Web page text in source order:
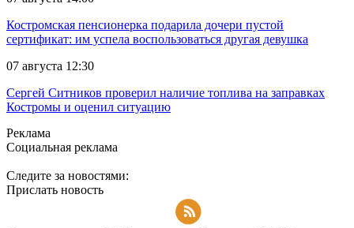
Костромская пенсионерка подарила дочери пустой
сертификат: им успела воспользоваться другая девушка
07 августа 12:30
Сергей Ситников проверил наличие топлива на заправках
Костромы и оценил ситуацию
Реклама
Социальная реклама
Следите за новостями:
Прислать новость